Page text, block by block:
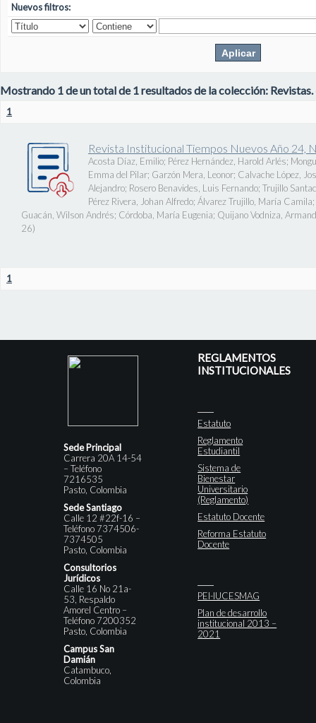
Nuevos filtros:
Mostrando 1 de un total de 1 resultados de la colección: Revistas.
1
Revista Institucional Tiempos Nuevos Año 24,
Acosta Díaz, Emilio; Pérez Hernández, Harold Arlés;
Emma del Pilar; Garzón Mera, Leonor; Calvache López,
Alejandro; Rosero Benavides, Luis Fernando; Trujillo
Pérez Rivera, Johan Alfredo; Álvarez Trujillo, María Camila;
Guacán, Wilson Andrés; Córdoba, María Eugenia; Quijano Vodniza,
26)
1
Sede Principal
Carrera 20A 14-54
– Teléfono
7216535
Pasto, Colombia
Sede Santiago
Calle 12 #22f-16 –
Teléfono 7374506-
7374505
Pasto, Colombia
Consultorios
Jurídicos
Calle 16 No 21a-
53, Respaldo
Amorel Centro –
Teléfono 7200352
Pasto, Colombia
Campus San
Damián
Catambuco,
Colombia
REGLAMENTOS
INSTITUCIONALES
Estatuto
Reglamento
Estudiantil
Sistema de
Bienestar
Universitario
(Reglamento)
Estatuto Docente
Reforma Estatuto
Docente
PEI-IUCESMAG
Plan de desarrollo
institucional 2013 –
2021